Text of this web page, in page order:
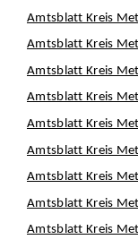
Amtsblatt Kreis
Amtsblatt Kreis
Amtsblatt Kreis
Amtsblatt Kreis
Amtsblatt Kreis
Amtsblatt Kreis
Amtsblatt Kreis
Amtsblatt Kreis
Amtsblatt Kreis